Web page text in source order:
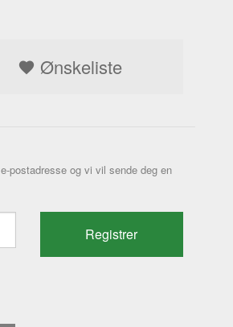
Ønskeliste
postadresse og vi vil sende deg en
Registrer